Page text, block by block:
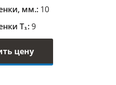
мм.: 10
Т₁:9
цену